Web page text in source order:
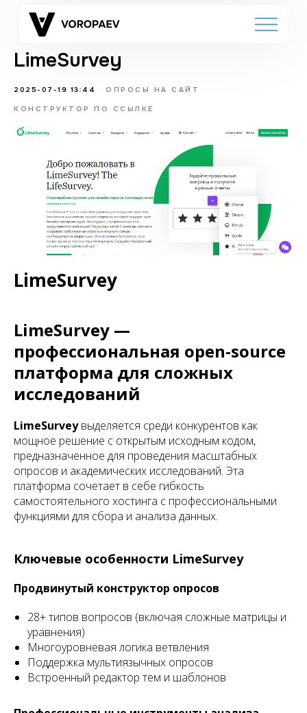
LimeSurvey
2025-07-19 13:44 ОПРОСЫ НА САЙТ
КОНСТРУКТОР ПО ССЫЛКЕ
LimeSurvey
LimeSurvey —
профессиональная open-source
платформа для сложных
исследований
LimeSurveyвыделяется среди конкурентов как
мощное решение с открытым исходным кодом,
предназначенное для проведения масштабных
опросов и академических исследований. Эта
платформа сочетает в себе гибкость
самостоятельного хостинга с профессиональными
функциями для сбора и анализа данных.
Ключевые особенности LimeSurvey
Продвинутый конструктор опросов
28+ типов вопросов (включая сложные матрицы и
уравнения)
Многоуровневая логика ветвления
Поддержка мультиязычных опросов
Встроенный редактор тем и шаблонов